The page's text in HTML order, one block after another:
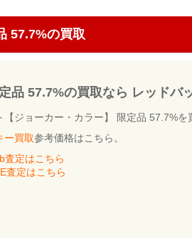
57.7%の買取
品 57.7%の買取なら レッドバ
【ジョーカー・カラー】 限定品 57.7%を
ー買取参考価格はこちら。
査定はこちら
査定はこちら